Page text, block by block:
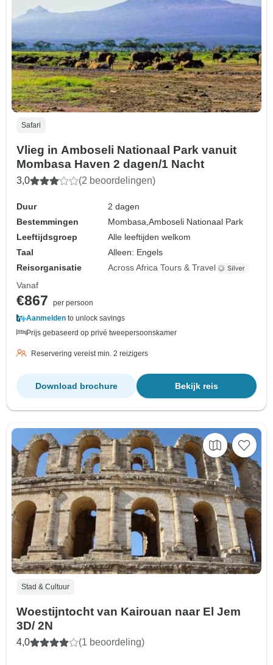
Safari
Vlieg in Amboseli Nationaal Park vanuit
Mombasa Haven 2 dagen/1 Nacht
3,0 (2 beoordelingen)
Duur
2 dagen
Bestemmingen
Mombasa,Amboseli Nationaal Park
Leeftijdsgroep
Alle leeftijden welkom
Taal
Alleen: Engels
Reisorganisatie
Across Africa Tours & Travel
Vanaf
€867
per persoon
Aanmelden to unlock savings
Prijs gebaseerd op privé tweepersoonskamer
Reservering vereist min. 2 reizigers
Bekijk reis
Download brochure
Stad & Cultuur
Woestijntocht van Kairouan naar El Jem
3D/ 2N
4,0 (1 beoordeling)